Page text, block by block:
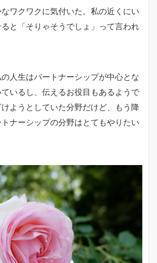
ワクワクに気付いた。私の近くにい
と「そりゃそうでしょ」って言われ
人生はパートナーシップが中心とな
いるし、伝えるお役目もあるようで
ようとしていた分野だけど、もう降
ナーシップの分野はとてもやりたい